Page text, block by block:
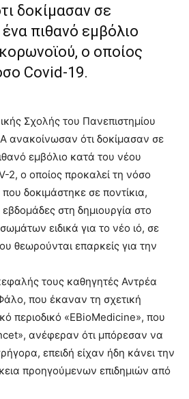
δοκίμασαν σε
πιθανό εμβόλιο
ο οποίος
Covid-19.
Σχολής του Πανεπιστημίου
ανακοίνωσαν ότι δοκίμασαν σε
εμβόλιο κατά του νέου
2, ο οποίος προκαλεί τη νόσο
δοκιμάστηκε σε ποντίκια,
στη δημιουργία στο
ειδικά για το νέο ιό, σε
θεωρούνται επαρκείς για την
τους καθηγητές Αντρέα
που έκαναν τη σχετική
περιοδικό «EBioMedicine», που
ανέφεραν ότι μπόρεσαν να
επειδή είχαν ήδη κάνει την
προηγούμενων επιδημιών από